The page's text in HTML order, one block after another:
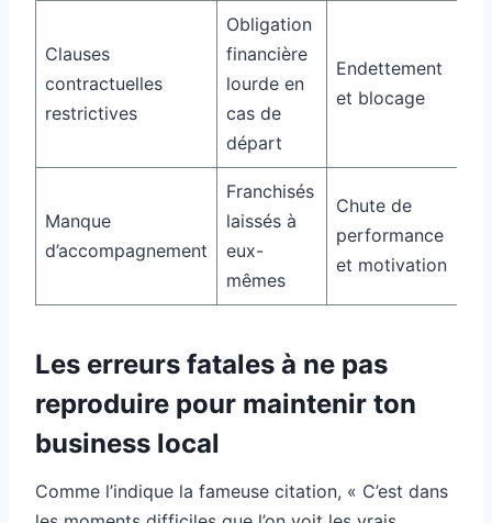
Clauses
contractuelles
restrictives
Obligation
financière
lourde en
cas de
départ
Endettement
et blocage
Manque
d’accompagnement
Franchisés
laissés à
eux-
mêmes
Chute de
performance
et motivation
Les erreurs fatales à ne pas
reproduire pour maintenir ton
business local
Comme l’indique la fameuse citation, « C’est dans